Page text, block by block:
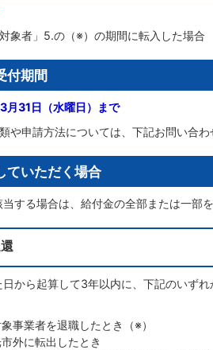
象者」5.の（※）の期間に転入した場合
付期間
月31日（水曜日）まで
や申請方法については、下記お問い合わ
ていただく場合
する場合は、給付金の全部または一部
日から起算して3年以内に、下記のいず
事業者を退職したとき（※）
外に転出したとき